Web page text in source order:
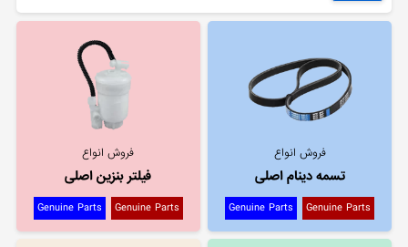
فروش انواع
تسمه دینام اصلی
Genuine Parts
Genuine Parts
فروش انواع
فیلتر بنزین اصلی
Genuine Parts
Genuine Parts